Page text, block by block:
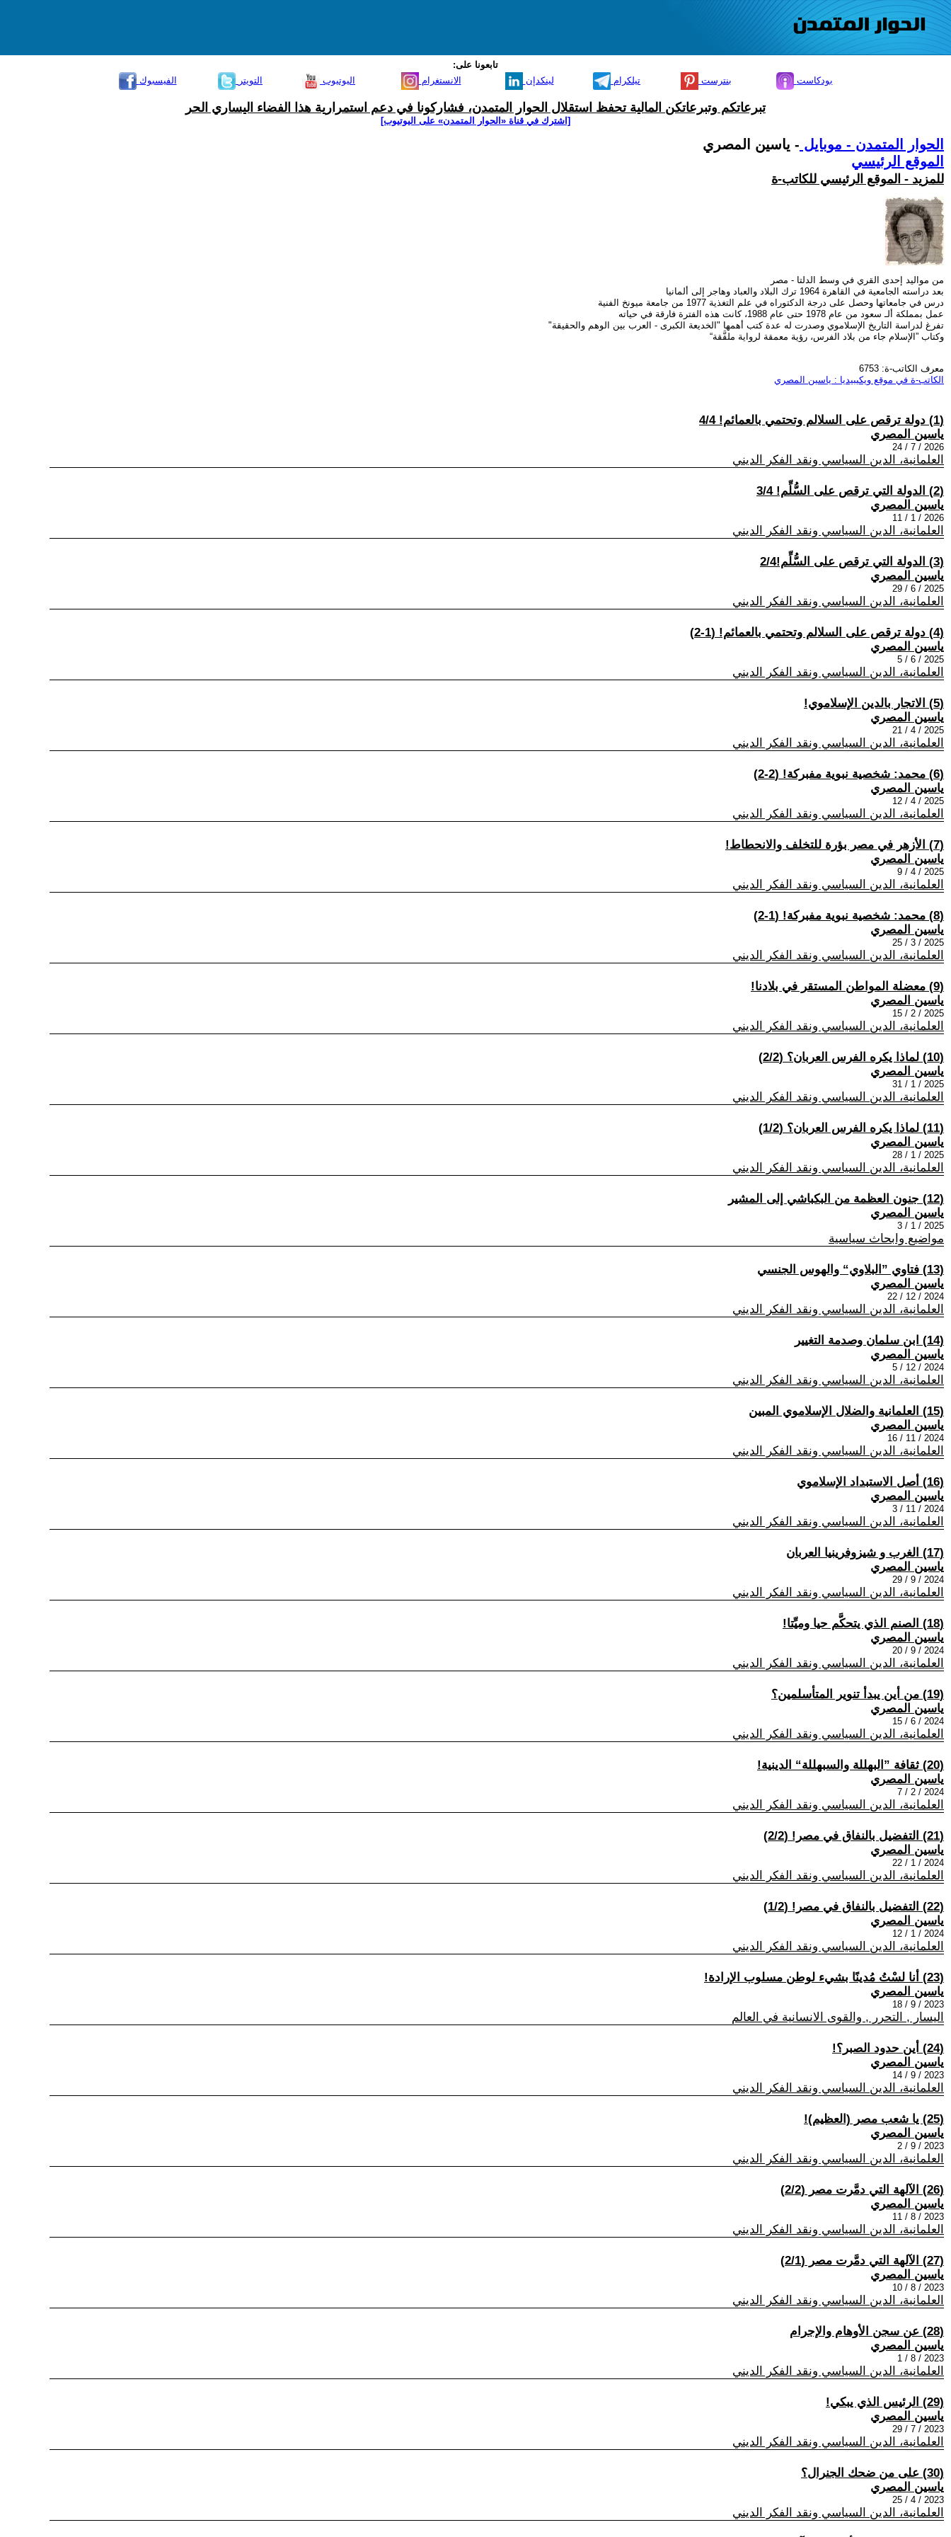
تابعونا على:
الفيسبوك
التويتر اليوتيوب الانستغرام لينكدإن تيلكرام بنترست بودكاست
تبرعاتكم وتبرعاتكن المالية تحفظ استقلال الحوار المتمدن، فشاركونا في دعم استمرارية هذا الفضاء اليساري الحر
[اشترك في قناة ‫«الحوار المتمدن» على اليوتيوب]
الحوار المتمدن - موبايل - ياسين المصري
الموقع الرئيسي
للمزيد - الموقع الرئيسي للكاتب-ة
من مواليد إحدى القري في وسط الدلتا - مصر
بعد دراسته الجامعية في القاهرة 1964 ترك البلاد والعباد وهاجر إلى ألمانيا
درس في جامعاتها وحصل على درجة الدكتوراه في علم التغذية 1977 من جامعة ميونخ الفنية
عمل بمملكة ألـ سعود من عام 1978 حتى عام 1988، كانت هذه الفترة فارقة في حياته
تفرغ لدراسة التاريخ الإسلاموي وصدرت له عدة كتب أهمها "الخديعة الكبرى - العرب بين الوهم والحقيقة"
وكتاب ”الإسلام جاء من بلاد الفرس، رؤية معمقة لرواية ملفَّقة“
معرف الكاتب-ة: 6753
الكاتب-ة في موقع ويكيبيديا : ياسين المصري
(1) دولة ترقص على السلالم وتحتمي بالعمائم! 4/4
ياسين المصري
2026 / 7 / 24
العلمانية، الدين السياسي ونقد الفكر الديني
(2) الدولة التي ترقص على السُّلِّم! 3/4
ياسين المصري
2026 / 1 / 11
العلمانية، الدين السياسي ونقد الفكر الديني
(3) الدولة التي ترقص على السُّلِّم!2/4
ياسين المصري
2025 / 6 / 29
العلمانية، الدين السياسي ونقد الفكر الديني
(4) دولة ترقص على السلالم وتحتمي بالعمائم! (1-2)
ياسين المصري
2025 / 6 / 5
العلمانية، الدين السياسي ونقد الفكر الديني
(5) الاتجار بالدين الإسلاموي!
ياسين المصري
2025 / 4 / 21
العلمانية، الدين السياسي ونقد الفكر الديني
(6) محمد: شخصية نبوية مفبركة! (2-2)
ياسين المصري
2025 / 4 / 12
العلمانية، الدين السياسي ونقد الفكر الديني
(7) الأزهر في مصر بؤرة للتخلف والانحطاط!
ياسين المصري
2025 / 4 / 9
العلمانية، الدين السياسي ونقد الفكر الديني
(8) محمد: شخصية نبوية مفبركة! (1-2)
ياسين المصري
2025 / 3 / 25
العلمانية، الدين السياسي ونقد الفكر الديني
(9) معضلة المواطن المستقر في بلادنا!
ياسين المصري
2025 / 2 / 15
العلمانية، الدين السياسي ونقد الفكر الديني
(10) لماذا يكره الفرس العربان؟ (2/2)
ياسين المصري
2025 / 1 / 31
العلمانية، الدين السياسي ونقد الفكر الديني
(11) لماذا يكره الفرس العربان؟ (1/2)
ياسين المصري
2025 / 1 / 28
العلمانية، الدين السياسي ونقد الفكر الديني
(12) جنون العظمة من البكباشي إلى المشير
ياسين المصري
2025 / 1 / 3
مواضيع وابحاث سياسية
(13) فتاوي ”البلاوي“ والهوس الجنسي
ياسين المصري
2024 / 12 / 22
العلمانية، الدين السياسي ونقد الفكر الديني
(14) ابن سلمان وصدمة التغيير
ياسين المصري
2024 / 12 / 5
العلمانية، الدين السياسي ونقد الفكر الديني
(15) العلمانية والضلال الإسلاموي المبين
ياسين المصري
2024 / 11 / 16
العلمانية، الدين السياسي ونقد الفكر الديني
(16) أصل الاستبداد الإسلاموي
ياسين المصري
2024 / 11 / 3
العلمانية، الدين السياسي ونقد الفكر الديني
(17) الغرب و شيزوفرينيا العربان
ياسين المصري
2024 / 9 / 29
العلمانية، الدين السياسي ونقد الفكر الديني
(18) الصنم الذي يتحكَّم حيا وميِّتا!
ياسين المصري
2024 / 9 / 20
العلمانية، الدين السياسي ونقد الفكر الديني
(19) من أين يبدأ تنوير المتأسلمين؟
ياسين المصري
2024 / 6 / 15
العلمانية، الدين السياسي ونقد الفكر الديني
(20) ثقافة ”البهللة والسبهللة“ الدينية!
ياسين المصري
2024 / 2 / 7
العلمانية، الدين السياسي ونقد الفكر الديني
(21) التفضيل بالنفاق في مصر! (2/2)
ياسين المصري
2024 / 1 / 22
العلمانية، الدين السياسي ونقد الفكر الديني
(22) التفضيل بالنفاق في مصر! (1/2)
ياسين المصري
2024 / 1 / 12
العلمانية، الدين السياسي ونقد الفكر الديني
(23) أنا لسْتُ مُدينًا بشيء لوطن مسلوب الإرادة!
ياسين المصري
2023 / 9 / 18
اليسار , التحرر , والقوى الانسانية في العالم
(24) أين حدود الصبر؟!
ياسين المصري
2023 / 9 / 14
العلمانية، الدين السياسي ونقد الفكر الديني
(25) يا شعب مصر (العظيم)!
ياسين المصري
2023 / 9 / 2
العلمانية، الدين السياسي ونقد الفكر الديني
(26) الآلهة التي دمَّرت مصر (2/2)
ياسين المصري
2023 / 8 / 11
العلمانية، الدين السياسي ونقد الفكر الديني
(27) الآلهة التي دمَّرت مصر (2/1)
ياسين المصري
2023 / 8 / 10
العلمانية، الدين السياسي ونقد الفكر الديني
(28) عن سجن الأوهام والإجرام
ياسين المصري
2023 / 8 / 1
العلمانية، الدين السياسي ونقد الفكر الديني
(29) الرئيس الذي يبكي!
ياسين المصري
2023 / 7 / 29
العلمانية، الدين السياسي ونقد الفكر الديني
(30) على من ضحك الجنرال؟
ياسين المصري
2023 / 4 / 25
العلمانية، الدين السياسي ونقد الفكر الديني